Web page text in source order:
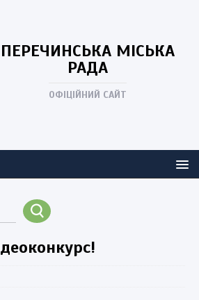
ПЕРЕЧИНСЬКА МІСЬКА
РАДА
ОФІЦІЙНИЙ САЙТ